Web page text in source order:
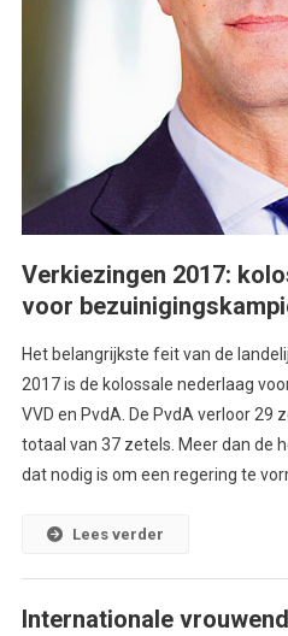
Verkiezingen 2017:
voor
Het belangrijkste feit van de
2017 is de kolossale nederlaag
VVD en PvdA. De PvdA verloor 29
totaal van 37 zetels. Meer dan de
dat nodig is om een regering te
Lees verder
Internationale